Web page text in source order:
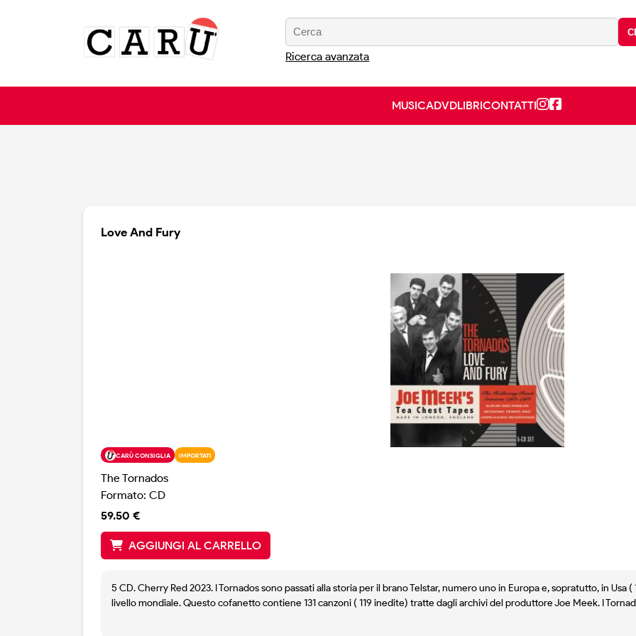
Ricerca avanzata
MUSICADVDLIBRICONTATTI
Love And Fury
CARÙ CONSIGLIA IMPORTATI
The Tornados
Formato: CD
59.50 €
AGGIUNGI AL CARRELLO
5 CD. Cherry Red 2023. I Tornados sono passati alla storia per il brano Telstar, numero uno in Europa e, sopratutto, in Usa
livello mondiale. Questo cofanetto contiene 131 canzoni ( 119 inedite) tratte dagli archivi del produttore Joe Meek. I